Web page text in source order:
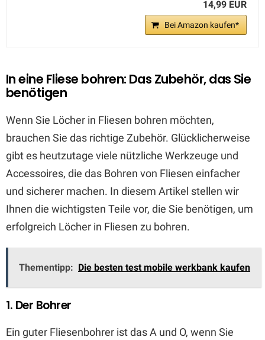
14,99 EUR
Bei Amazon kaufen*
In eine Fliese bohren: Das Zubehör, das Sie
benötigen
Wenn Sie Löcher in Fliesen bohren möchten,
brauchen Sie das richtige Zubehör. Glücklicherweise
gibt es heutzutage viele nützliche Werkzeuge und
Accessoires, die das Bohren von Fliesen einfacher
und sicherer machen. In diesem Artikel stellen wir
Ihnen die wichtigsten Teile vor, die Sie benötigen, um
erfolgreich Löcher in Fliesen zu bohren.
Thementipp: Die besten test mobile werkbank kaufen
1. Der Bohrer
Ein guter Fliesenbohrer ist das A und O, wenn Sie